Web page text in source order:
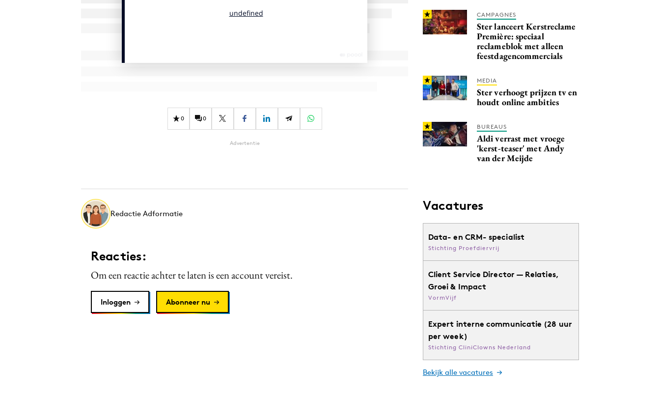
0 0
Advertentie
Redactie Adformatie
Reacties:
Om een reactie achter te laten is een account vereist.
Inloggen Abonneer nu
CAMPAGNES
Ster lanceert Kerstreclame
Première: speciaal
reclameblok met alleen
feestdagencommercials
MEDIA
Ster verhoogt prijzen tv en
houdt online ambities
BUREAUS
Aldi verrast met vroege
'kerst-teaser' met Andy
van der Meijde
Vacatures
Data- en CRM- specialist
Stichting Proefdiervrij
Client Service Director — Relaties,
Groei & Impact
VormVijf
Expert interne communicatie (28 uur
per week)
Stichting CliniClowns Nederland
Bekijk alle vacatures